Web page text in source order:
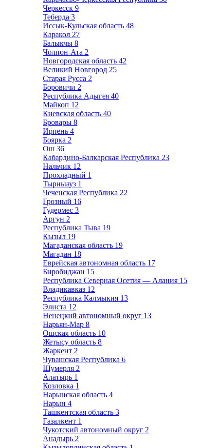
Черкесск 9
Теберда 3
Иссык-Кульская область 48
Каракол 27
Балыкчы 8
Чолпон-Ата 2
Новгородская область 42
Великий Новгород 25
Старая Русса 2
Боровичи 2
Республика Адыгея 40
Майкоп 12
Киевская область 40
Бровары 8
Ирпень 4
Боярка 2
Ош 36
Кабардино-Балкарская Республика 23
Нальчик 12
Прохладный 1
Тырныауз 1
Чеченская Республика 22
Грозный 16
Гудермес 3
Аргун 2
Республика Тыва 19
Кызыл 19
Магаданская область 19
Магадан 18
Еврейская автономная область 17
Биробиджан 15
Республика Северная Осетия — Алания 15
Владикавказ 12
Республика Калмыкия 13
Элиста 12
Ненецкий автономный округ 13
Нарьян-Мар 8
Ошская область 10
Жетысу область 8
Жаркент 2
Чувашская Республика 6
Шумерля 2
Алатырь 1
Козловка 1
Нарынская область 4
Нарын 4
Ташкентская область 3
Газалкент 1
Чукотский автономный округ 2
Анадырь 2